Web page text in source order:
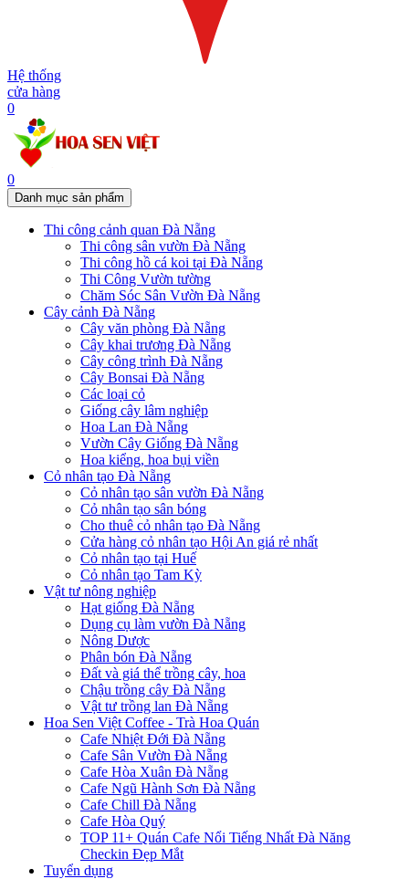
Hệ thống
cửa hàng
0
0
Danh mục sản phẩm
Thi công cảnh quan Đà Nẵng
Thi công sân vườn Đà Nẵng
Thi công hồ cá koi tại Đà Nẵng
Thi Công Vườn tường
Chăm Sóc Sân Vườn Đà Nẵng
Cây cảnh Đà Nẵng
Cây văn phòng Đà Nẵng
Cây khai trương Đà Nẵng
Cây công trình Đà Nẵng
Cây Bonsai Đà Nẵng
Các loại cỏ
Giống cây lâm nghiệp
Hoa Lan Đà Nẵng
Vườn Cây Giống Đà Nẵng
Hoa kiểng, hoa bụi viền
Cỏ nhân tạo Đà Nẵng
Cỏ nhân tạo sân vườn Đà Nẵng
Cỏ nhân tạo sân bóng
Cho thuê cỏ nhân tạo Đà Nẵng
Cửa hàng cỏ nhân tạo Hội An giá rẻ nhất
Cỏ nhân tạo tại Huế
Cỏ nhân tạo Tam Kỳ
Vật tư nông nghiệp
Hạt giống Đà Nẵng
Dụng cụ làm vườn Đà Nẵng
Nông Dược
Phân bón Đà Nẵng
Đất và giá thể trồng cây, hoa
Chậu trồng cây Đà Nẵng
Vật tư trồng lan Đà Nẵng
Hoa Sen Việt Coffee - Trà Hoa Quán
Cafe Nhiệt Đới Đà Nẵng
Cafe Sân Vườn Đà Nẵng
Cafe Hòa Xuân Đà Nẵng
Cafe Ngũ Hành Sơn Đà Nẵng
Cafe Chill Đà Nẵng
Cafe Hòa Quý
TOP 11+ Quán Cafe Nổi Tiếng Nhất Đà Năng
Checkin Đẹp Mắt
Tuyển dụng